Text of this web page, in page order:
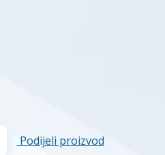
Podijeli proizvod